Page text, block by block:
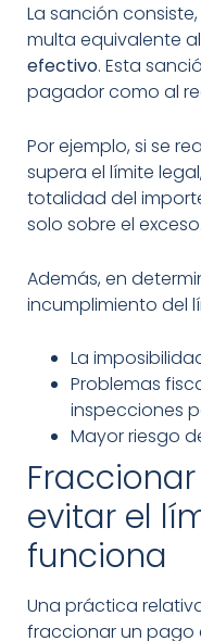
La sanción
multa equivalente al
efectivo. Esta
pagador como al
Por ejemplo, si se
supera el límite
totalidad del
solo sobre el exceso.
Además, en
incumplimiento del
La
Problemas
inspecciones
Mayor riesgo
evitar el
funciona
Una práctica
fraccionar un pago